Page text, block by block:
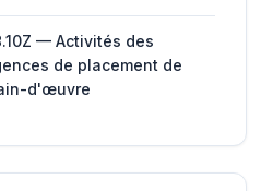
— Activités des
de placement de
d'œuvre